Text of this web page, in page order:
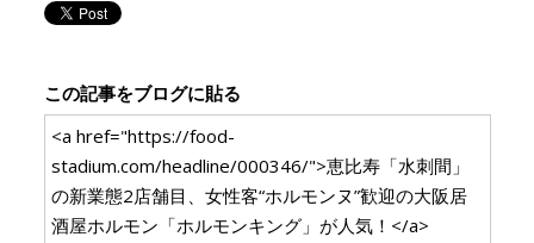
この記事をブログに貼る
<a href="https://food-
stadium.com/headline/000346/">恵比寿「水刺間」
の新業態2店舗目、女性客“ホルモンヌ”歓迎の大阪居
酒屋ホルモン「ホルモンキング」が人気！</a>